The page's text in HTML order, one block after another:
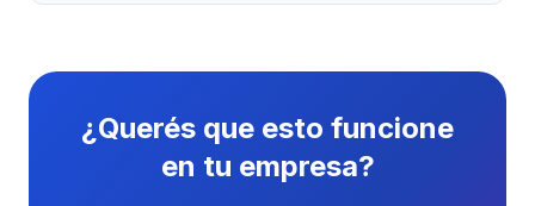
¿Querés que esto funcione
en tu empresa?